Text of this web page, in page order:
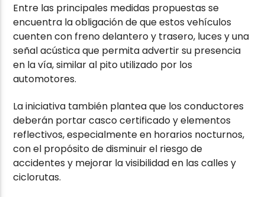
Entre las principales medidas propuestas se
encuentra la obligación de que estos vehículos
cuenten con freno delantero y trasero, luces y una
señal acústica que permita advertir su presencia
en la vía, similar al pito utilizado por los
automotores.
La iniciativa también plantea que los conductores
deberán portar casco certificado y elementos
reflectivos, especialmente en horarios nocturnos,
con el propósito de disminuir el riesgo de
accidentes y mejorar la visibilidad en las calles y
ciclorutas.